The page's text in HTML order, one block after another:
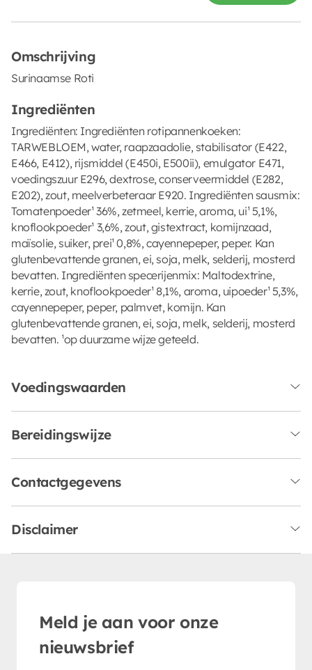
Omschrijving
Surinaamse Roti
Ingrediënten
Ingrediënten: Ingrediënten rotipannenkoeken:
TARWEBLOEM, water, raapzaadolie, stabilisator (E422,
E466, E412), rijsmiddel (E450i, E500ii), emulgator E471,
voedingszuur E296, dextrose, conserveermiddel (E282,
E202), zout, meelverbeteraar E920. Ingrediënten sausmix:
Tomatenpoeder¹ 36%, zetmeel, kerrie, aroma, ui¹ 5,1%,
knoflookpoeder¹ 3,6%, zout, gistextract, komijnzaad,
maïsolie, suiker, prei¹ 0,8%, cayennepeper, peper. Kan
glutenbevattende granen, ei, soja, melk, selderij, mosterd
bevatten. Ingrediënten specerijenmix: Maltodextrine,
kerrie, zout, knoflookpoeder¹ 8,1%, aroma, uipoeder¹ 5,3%,
cayennepeper, peper, palmvet, komijn. Kan
glutenbevattende granen, ei, soja, melk, selderij, mosterd
bevatten. ¹op duurzame wijze geteeld.
Voedingswaarden
Bereidingswijze
Contactgegevens
Disclaimer
Meld je aan voor onze
nieuwsbrief